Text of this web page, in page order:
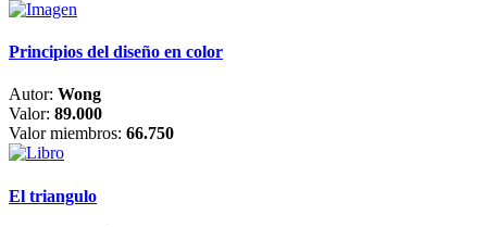
Principios del diseño en color
Autor: Wong
Valor: 89.000
Valor miembros: 66.750
El triangulo